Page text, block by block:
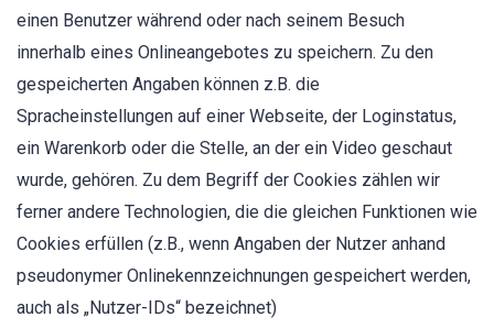
einen Benutzer während oder nach seinem Besuch
innerhalb eines Onlineangebotes zu speichern. Zu den
gespeicherten Angaben können z.B. die
Spracheinstellungen auf einer Webseite, der Loginstatus,
ein Warenkorb oder die Stelle, an der ein Video geschaut
wurde, gehören. Zu dem Begriff der Cookies zählen wir
ferner andere Technologien, die die gleichen Funktionen wie
Cookies erfüllen (z.B., wenn Angaben der Nutzer anhand
pseudonymer Onlinekennzeichnungen gespeichert werden,
auch als „Nutzer-IDs“ bezeichnet)